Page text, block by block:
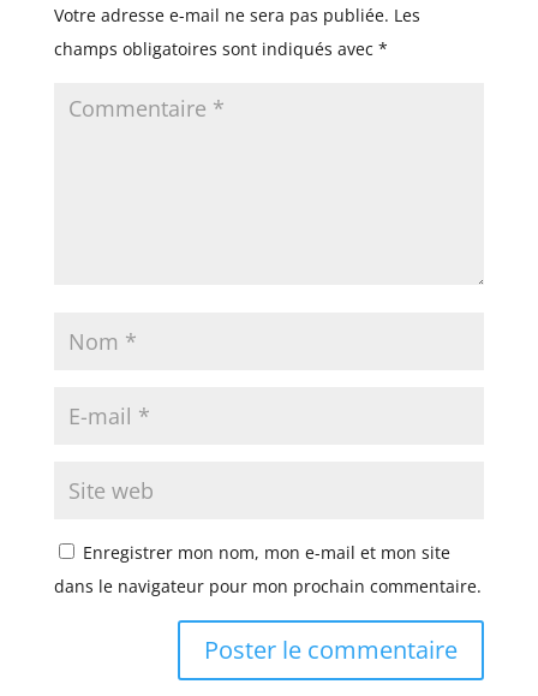
Votre adresse e-mail ne sera pas publiée. Les
champs obligatoires sont indiqués avec *
Enregistrer mon nom, mon e-mail et mon site
dans le navigateur pour mon prochain commentaire.